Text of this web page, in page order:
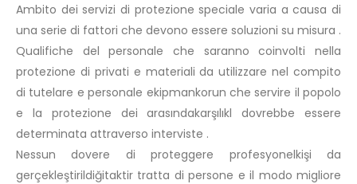
Ambito dei servizi di protezione speciale varia a causa di
una serie di fattori che devono essere soluzioni su misura .
Qualifiche del personale che saranno coinvolti nella
protezione di privati ​​e materiali da utilizzare nel compito
di tutelare e personale ekipmankorun che servire il popolo
e la protezione dei arasındakarşılıkl dovrebbe essere
determinata attraverso interviste .
Nessun dovere di proteggere profesyonelkişi da
gerçekleştirildiğitaktir tratta di persone e il modo migliore